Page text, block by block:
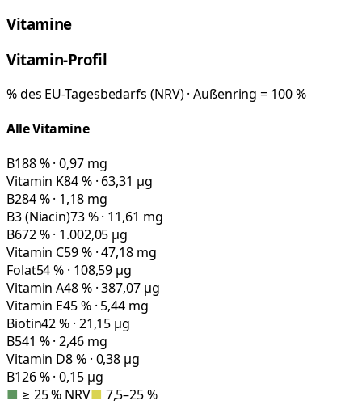
Vitamine
Vitamin-Profil
% des EU-Tagesbedarfs (NRV) · Außenring = 100 %
Alle Vitamine
B188 % · 0,97 mg
Vitamin K84 % · 63,31 µg
B284 % · 1,18 mg
B3 (Niacin)73 % · 11,61 mg
B672 % · 1.002,05 µg
Vitamin C59 % · 47,18 mg
Folat54 % · 108,59 µg
Vitamin A48 % · 387,07 µg
Vitamin E45 % · 5,44 mg
Biotin42 % · 21,15 µg
B541 % · 2,46 mg
Vitamin D8 % · 0,38 µg
B126 % · 0,15 µg
■ ≥ 25 % NRV■ 7,5–25 %